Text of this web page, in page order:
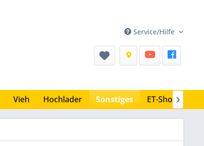
Service/Hilfe
Vieh Hochlader Sonstiges ET-Shop